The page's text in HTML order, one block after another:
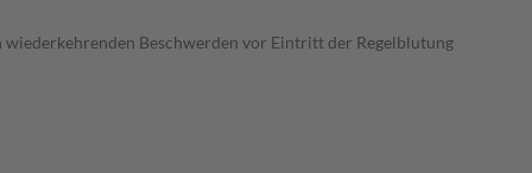
wiederkehrenden Beschwerden vor Eintritt der Regelblutung